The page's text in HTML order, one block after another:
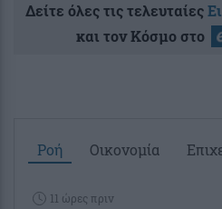
Δείτε όλες τις τελευταίες
και τον Κόσμο στο
Ροή Οικονομία
11 ώρες πριν